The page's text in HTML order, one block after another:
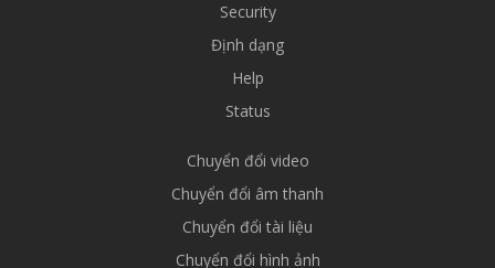
Security
Định dạng
Help
Status
Chuyển đổi video
Chuyển đổi âm thanh
Chuyển đổi tài liệu
Chuyển đổi hình ảnh